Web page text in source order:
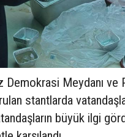
Demokrasi Meydanı ve
stantlarda
büyük ilgi